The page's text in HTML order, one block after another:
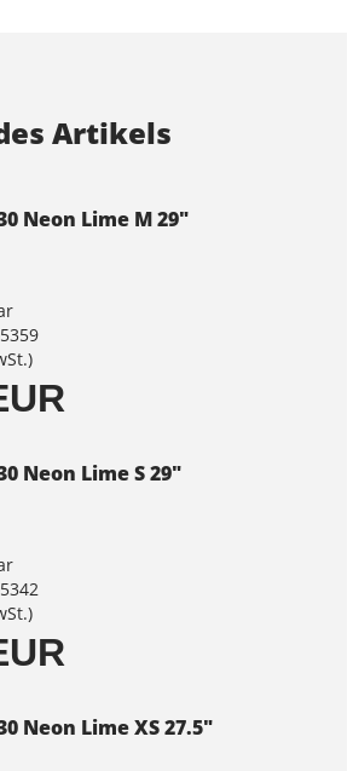
Artikels
Neon Lime M 29"
Neon Lime S 29"
Neon Lime XS 27.5"